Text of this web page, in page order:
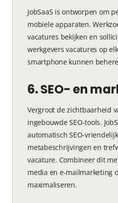
JobSaaS is ontworpen om
mobiele apparaten.
vacatures bekijken en
werkgevers vacatures op
smartphone kunnen
6. SEO- en
Vergroot de zichtbaarheid
ingebouwde SEO-tools.
automatisch SEO-
metabeschrijvingen en
vacature. Combineer dit
media en e-mailmarketing
maximaliseren.